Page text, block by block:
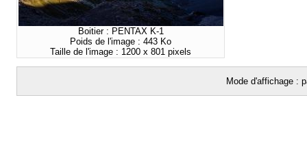
Boitier : PENTAX K-1
Poids de l'image : 443 Ko
Taille de l'image : 1200 x 801 pixels
Mode d'affichage :